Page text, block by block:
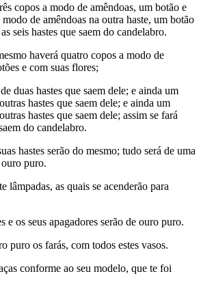
copos a modo de amêndoas, um botão e
de amêndoas na outra haste, um botão
seis hastes que saem do candelabro.
haverá quatro copos a modo de
e com suas flores;
duas hastes que saem dele; e ainda um
hastes que saem dele; e ainda um
hastes que saem dele; assim se fará
do candelabro.
hastes serão do mesmo; tudo será de uma
puro.
lâmpadas, as quais se acenderão para
e os seus apagadores serão de ouro puro.
puro os farás, com todos estes vasos.
conforme ao seu modelo, que te foi